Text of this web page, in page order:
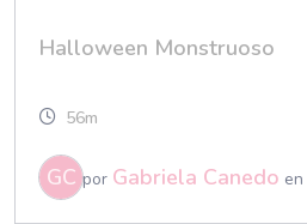
Halloween Monstruoso
56m
GC por Gabriela Canedo en